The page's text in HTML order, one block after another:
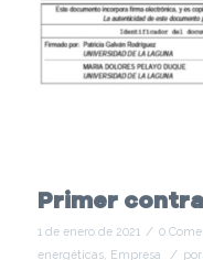
Primer
1 de enero de 2021 / 0
energéticas, Empresa / por